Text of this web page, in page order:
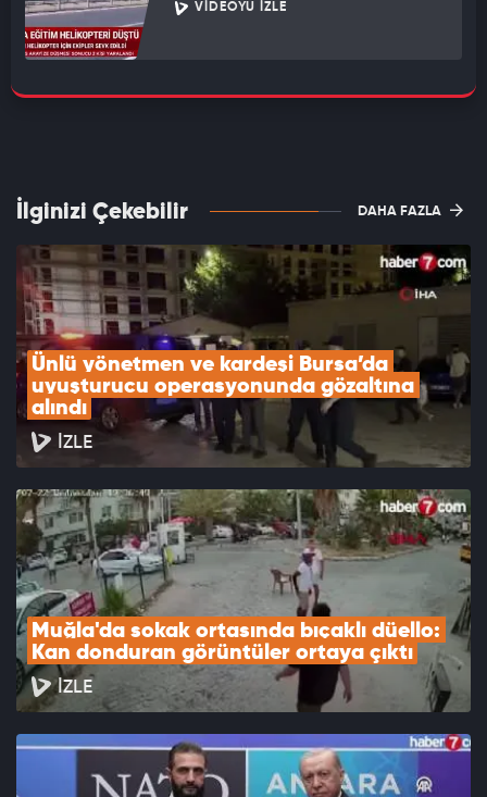
VIDEOYU İZLE
İlginizi Çekebilir DAHA FAZLA
Ünlü yönetmen ve kardeşi Bursa’da
uyuşturucu operasyonunda gözaltına
alındı
İZLE
Muğla'da sokak ortasında bıçaklı düello:
Kan donduran görüntüler ortaya çıktı
İZLE